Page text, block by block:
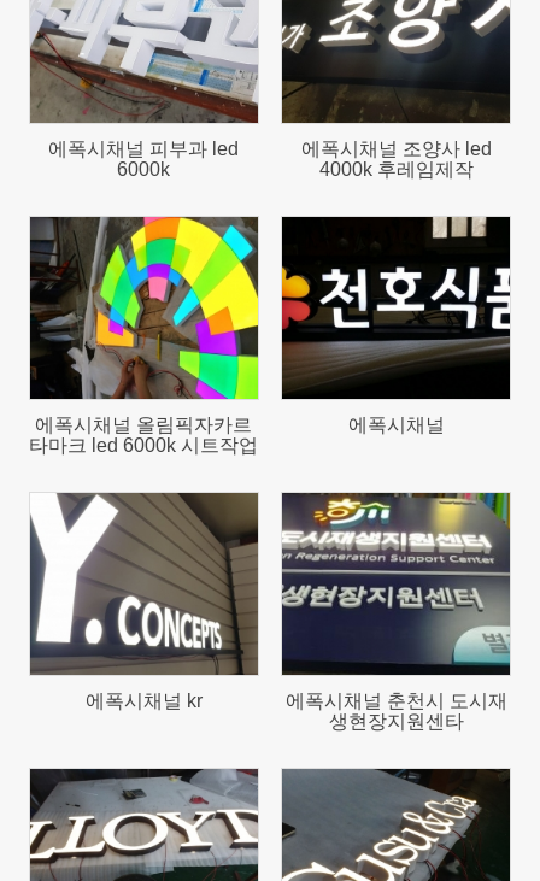
1075
에폭시채널 피부과 led
6000k
1076
에폭시채널 조양사 led
4000k 후레임제작
880
에폭시채널 올림픽자카르
타마크 led 6000k 시트작업
1043
에폭시채널
863
에폭시채널 kr
621
에폭시채널 춘천시 도시재
생현장지원센타
649